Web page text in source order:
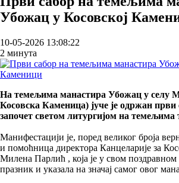
Убожац у Косовској
10-05-2026 13:08:22
2 минута
На темељима манастира Убожац у селу
Косовска Каменица) јуче је одржан први
започет светом литургијом на темељима
Манифестацији је, поред великог броја
и помоћница директора Канцеларије за
Милена Парлић , која је у свом поздравном
празник и указала на значај самог овог